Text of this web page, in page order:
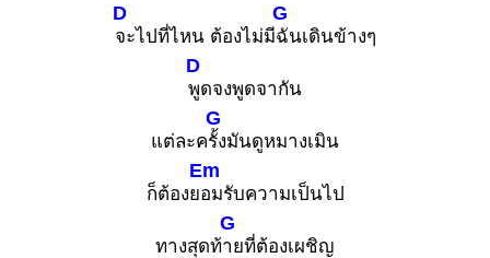
D
จะไปที่ไหน ต้องไม่มี
G
ฉันเดินข้างๆ
D
พูดจงพูดจากัน
แต่ละค
G
รั้งมันดูหมางเมิน
ก็ต้องย
Em
อมรับความเป็นไป
ทางสุดท้
G
ายที่ต้องเผชิญ